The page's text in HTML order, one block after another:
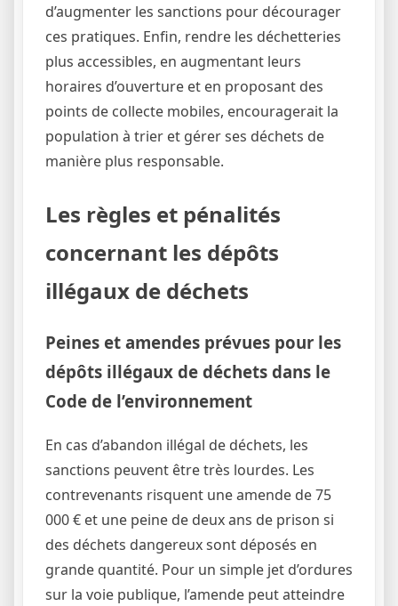
d’augmenter les sanctions pour décourager
ces pratiques. Enfin, rendre les déchetteries
plus accessibles, en augmentant leurs
horaires d’ouverture et en proposant des
points de collecte mobiles, encouragerait la
population à trier et gérer ses déchets de
manière plus responsable.
Les règles et pénalités
concernant les dépôts
illégaux de déchets
Peines et amendes prévues pour les
dépôts illégaux de déchets dans le
Code de l’environnement
En cas d’abandon illégal de déchets, les
sanctions peuvent être très lourdes. Les
contrevenants risquent une amende de 75
000 € et une peine de deux ans de prison si
des déchets dangereux sont déposés en
grande quantité. Pour un simple jet d’ordures
sur la voie publique, l’amende peut atteindre